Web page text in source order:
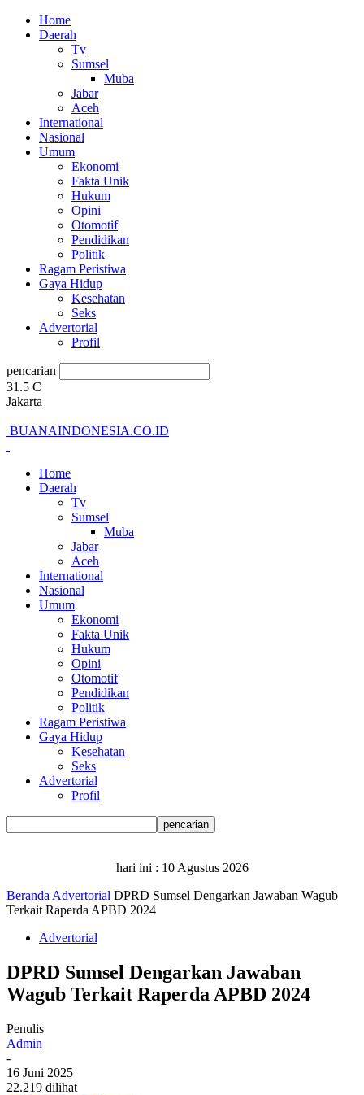
Home
Daerah
Tv
Sumsel
Muba
Jabar
Aceh
International
Nasional
Umum
Ekonomi
Fakta Unik
Hukum
Opini
Otomotif
Pendidikan
Politik
Ragam Peristiwa
Gaya Hidup
Kesehatan
Seks
Advertorial
Profil
pencarian
31.5 C
Jakarta
BUANAINDONESIA.CO.ID
Home
Daerah
Tv
Sumsel
Muba
Jabar
Aceh
International
Nasional
Umum
Ekonomi
Fakta Unik
Hukum
Opini
Otomotif
Pendidikan
Politik
Ragam Peristiwa
Gaya Hidup
Kesehatan
Seks
Advertorial
Profil
hari ini : 10 Agustus 2026
Beranda Advertorial DPRD Sumsel Dengarkan Jawaban Wagub
Terkait Raperda APBD 2024
Advertorial
DPRD Sumsel Dengarkan Jawaban
Wagub Terkait Raperda APBD 2024
Penulis
Admin
-
16 Juni 2025
22.219 dilihat